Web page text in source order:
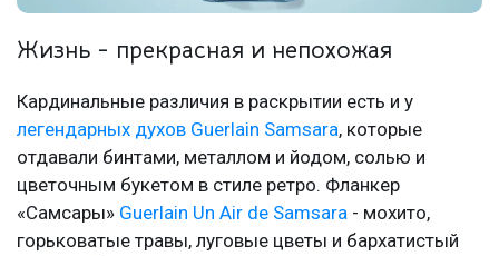
Жизнь - прекрасная и непохожая
Кардинальные различия в раскрытии есть и у
легендарных духов Guerlain Samsara, которые
отдавали бинтами, металлом и йодом, солью и
цветочным букетом в стиле ретро. Фланкер
«Самсары» Guerlain Un Air de Samsara - мохито,
горьковатые травы, луговые цветы и бархатистый